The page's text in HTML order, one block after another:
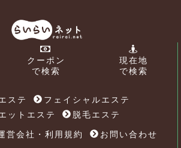
クーポン
で検索
現在地
で検索
ステ
フェイシャルエステ
ットエステ
脱毛エステ
営会社・利用規約 お問い合わせ